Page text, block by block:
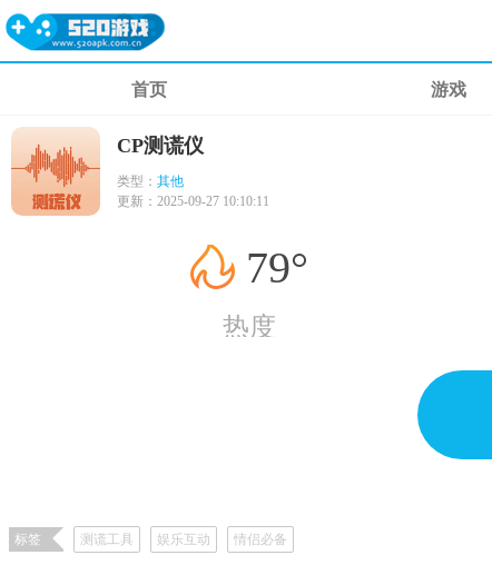
首页 游戏
CP测谎仪
类型： 其他
更新： 2025-09-27 10:10:11
79°
热度
标签 测谎工具 娱乐互动 情侣必备